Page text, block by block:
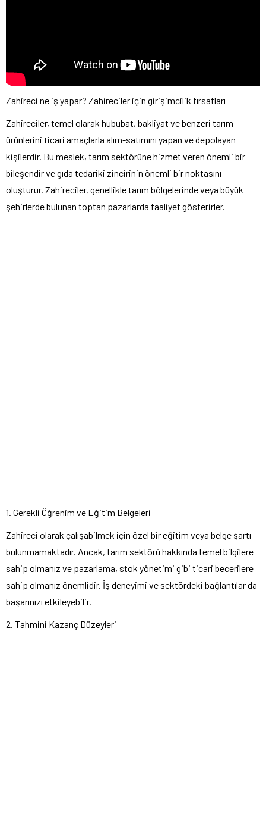
Zahireci ne iş yapar? Zahireciler için girişimcilik fırsatları
Zahireciler, temel olarak hububat, bakliyat ve benzeri tarım
ürünlerini ticari amaçlarla alım-satımını yapan ve depolayan
kişilerdir. Bu meslek, tarım sektörüne hizmet veren önemli bir
bileşendir ve gıda tedariki zincirinin önemli bir noktasını
oluşturur. Zahireciler, genellikle tarım bölgelerinde veya büyük
şehirlerde bulunan toptan pazarlarda faaliyet gösterirler.
1. Gerekli Öğrenim ve Eğitim Belgeleri
Zahireci olarak çalışabilmek için özel bir eğitim veya belge şartı
bulunmamaktadır. Ancak, tarım sektörü hakkında temel bilgilere
sahip olmanız ve pazarlama, stok yönetimi gibi ticari becerilere
sahip olmanız önemlidir. İş deneyimi ve sektördeki bağlantılar da
başarınızı etkileyebilir.
2. Tahmini Kazanç Düzeyleri